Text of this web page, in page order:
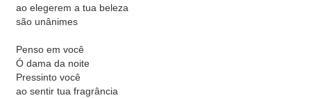
ao elegerem a tua beleza
são unânimes
Penso em você
Ó dama da noite
Pressinto você
ao sentir tua fragrância